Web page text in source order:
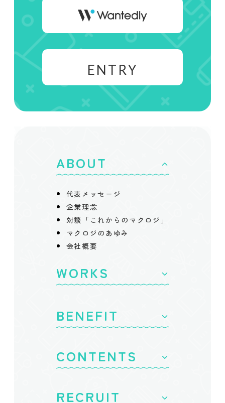
ENTRY
ABOUT
代表メッセージ
企業理念
対談「これからのマクロジ」
マクロジのあゆみ
会社概要
WORKS
BENEFIT
CONTENTS
コンサルタント
RECRUIT